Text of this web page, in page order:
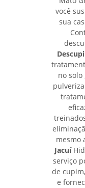
você
sua
no
mesmo
Jacuí
serviço
de
e